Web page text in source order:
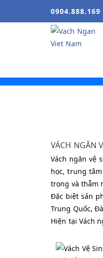
0904.888.169
VÁCH NGĂN
Vách ngăn vệ
học, trung
trọng và thẫm
Đặc biệt sản
Trung Quốc,
Hiện tại Vách
VÁCH